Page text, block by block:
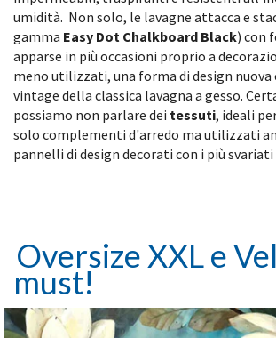
umidità. Non solo, le lavagne attacca e
gamma Easy Dot Chalkboard Black) con
apparse in più occasioni proprio a
meno utilizzati, una forma di design nuova
vintage della classica lavagna a gesso.
possiamo non parlare dei tessuti, ideali
solo complementi d'arredo ma utilizzati
pannelli di design decorati con i più
Oversize XXL e
must!